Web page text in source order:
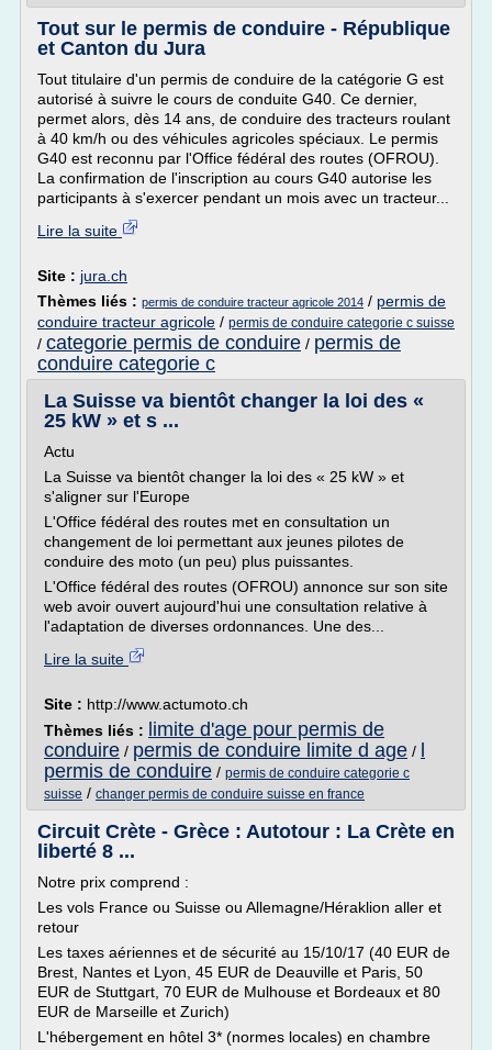
Tout sur le permis de conduire - République
et Canton du Jura
Tout titulaire d'un permis de conduire de la catégorie G est
autorisé à suivre le cours de conduite G40. Ce dernier,
permet alors, dès 14 ans, de conduire des tracteurs roulant
à 40 km/h ou des véhicules agricoles spéciaux. Le permis
G40 est reconnu par l'Office fédéral des routes (OFROU).
La confirmation de l'inscription au cours G40 autorise les
participants à s'exercer pendant un mois avec un tracteur...
Lire la suite
Site : jura.ch
Thèmes liés : permis de conduire tracteur agricole 2014 / permis de
conduire tracteur agricole / permis de conduire categorie c suisse
/ categorie permis de conduire / permis de
conduire categorie c
La Suisse va bientôt changer la loi des «
25 kW » et s ...
Actu
La Suisse va bientôt changer la loi des « 25 kW » et
s'aligner sur l'Europe
L'Office fédéral des routes met en consultation un
changement de loi permettant aux jeunes pilotes de
conduire des moto (un peu) plus puissantes.
L'Office fédéral des routes (OFROU) annonce sur son site
web avoir ouvert aujourd'hui une consultation relative à
l'adaptation de diverses ordonnances. Une des...
Lire la suite
Site : http://www.actumoto.ch
Thèmes liés :
limite d'age pour permis de
conduire / permis de conduire limite d age /
permis de conduire / permis de conduire categorie c
suisse / changer permis de conduire suisse en france
Circuit Crète - Grèce : Autotour : La Crète en
liberté 8 ...
Notre prix comprend :
Les vols France ou Suisse ou Allemagne/Héraklion aller et
retour
Les taxes aériennes et de sécurité au 15/10/17 (40 EUR de
Brest, Nantes et Lyon, 45 EUR de Deauville et Paris, 50
EUR de Stuttgart, 70 EUR de Mulhouse et Bordeaux et 80
EUR de Marseille et Zurich)
L'hébergement en hôtel 3* (normes locales) en chambre